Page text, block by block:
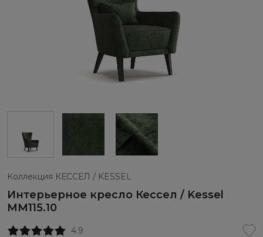
Коллекция КЕССЕЛ / KESSEL
Интерьерное кресло Кессел / Kessel
ММ115.10
4.9